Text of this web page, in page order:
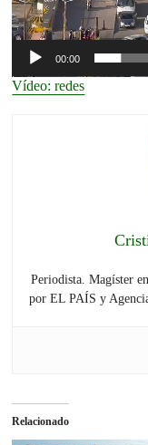
00:00
Vídeo: redes
Periodista. Magíster
por EL PAÍS y
Relacionado